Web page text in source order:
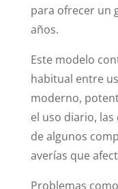
para ofrecer un
años.
Este modelo
habitual entre
moderno,
el uso diario,
de algunos
averías que
Problemas